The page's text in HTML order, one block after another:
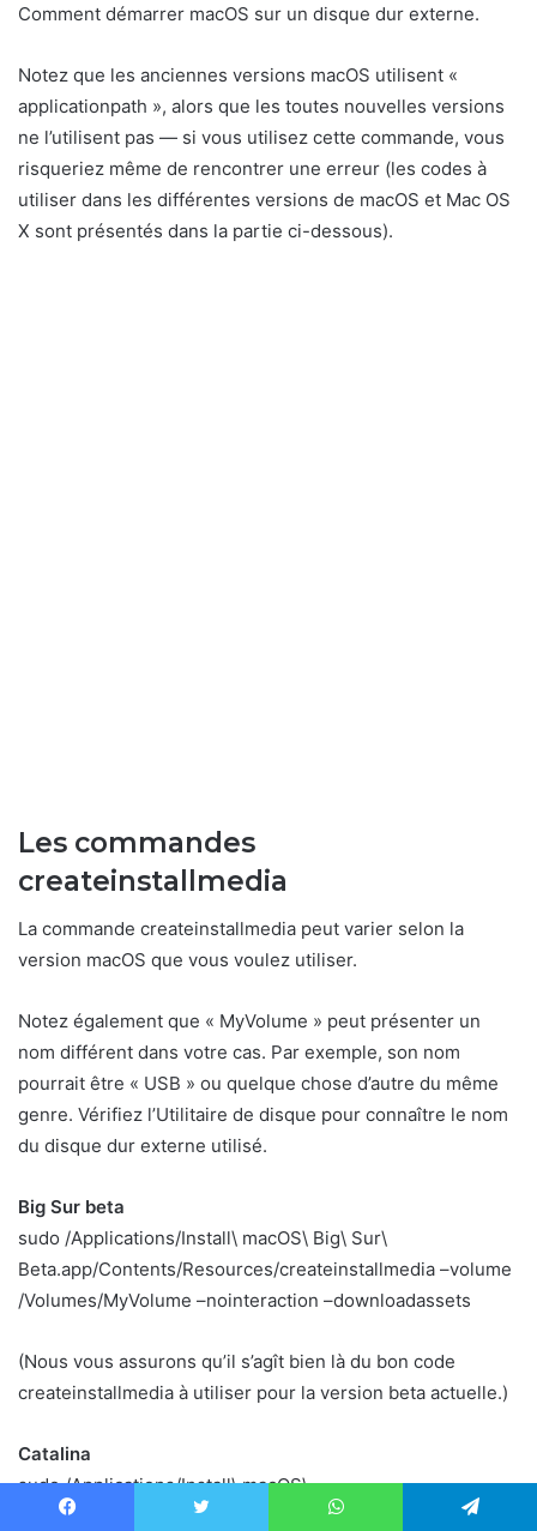
Comment démarrer macOS sur un disque dur externe.
Notez que les anciennes versions macOS utilisent «
applicationpath », alors que les toutes nouvelles versions
ne l’utilisent pas — si vous utilisez cette commande, vous
risqueriez même de rencontrer une erreur (les codes à
utiliser dans les différentes versions de macOS et Mac OS
X sont présentés dans la partie ci-dessous).
Les commandes
createinstallmedia
La commande createinstallmedia peut varier selon la
version macOS que vous voulez utiliser.
Notez également que « MyVolume » peut présenter un
nom différent dans votre cas. Par exemple, son nom
pourrait être « USB » ou quelque chose d’autre du même
genre. Vérifiez l’Utilitaire de disque pour connaître le nom
du disque dur externe utilisé.
Big Sur beta
sudo /Applications/Install\ macOS\ Big\ Sur\
Beta.app/Contents/Resources/createinstallmedia –volume
/Volumes/MyVolume –nointeraction –downloadassets
(Nous vous assurons qu’il s’agît bien là du bon code
createinstallmedia à utiliser pour la version beta actuelle.)
Catalina
sudo /Applications/Install\ macOS\
Catalina.app/Contents/Resources/createinstallmedia –